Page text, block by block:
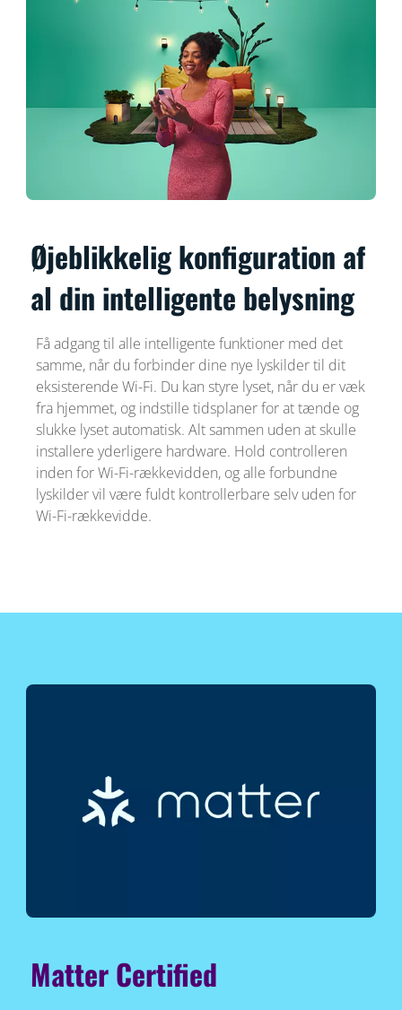
Øjeblikkelig konfiguration af
al din intelligente belysning
Få adgang til alle intelligente funktioner med det
samme, når du forbinder dine nye lyskilder til dit
eksisterende Wi-Fi. Du kan styre lyset, når du er væk
fra hjemmet, og indstille tidsplaner for at tænde og
slukke lyset automatisk. Alt sammen uden at skulle
installere yderligere hardware. Hold controlleren
inden for Wi-Fi-rækkevidden, og alle forbundne
lyskilder vil være fuldt kontrollerbare selv uden for
Wi-Fi-rækkevidde.
Matter Certified